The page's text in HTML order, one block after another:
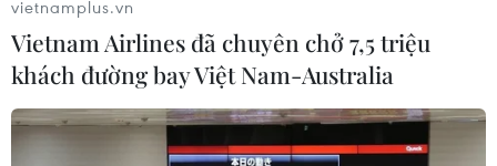
vietnamplus.vn
Vietnam Airlines đã chuyên chở 7,5 triệu
khách đường bay Việt Nam-Australia